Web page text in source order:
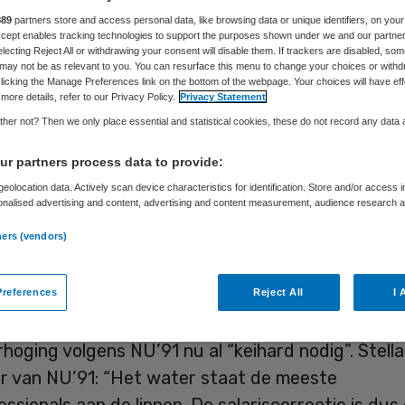
Frits Baltesen 19 april 2023 ,12:33 2977 keer gelezen
CNV en FBZ gaan in juni verder praten over
van de cao voor de vvt. Ze willen in overleg met
van ActiZ en Zorgthuisnl praten over een
voor zorgprofessionals in de verpleeg- en
en thuiszorg (vvt).
liepen verkennende gesprekken hierover op
volgens NU’91 nu al “keihard nodig”.
van NU’91: “Het water staat de meeste
partners store and access personal data, like browsing data or unique identifiers, on your
enables tracking technologies to support the purposes shown under we and our
Reject All or withdrawing your consent will disable them. If trackers are disabled,
not be as relevant to you. You can resurface this menu to change your choices or
the Manage Preferences link on the bottom of the webpage. Your choices will have
details, refer to our Privacy Policy. Privacy Statement
not? Then we only place essential and statistical cookies, these do not record any data
partners process data to provide:
data. Actively scan device characteristics for identification. Store and/or access
advertising and content, advertising and content measurement, audience research
(vendors)
Reject All I